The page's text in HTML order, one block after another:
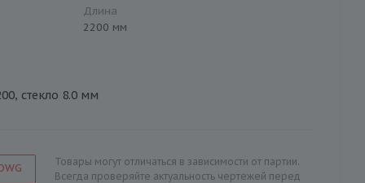
Длина
2200 мм
стекло 8.0 мм
Товары могут отличаться в зависимости от партии.
Всегда проверяйте актуальность чертежей перед